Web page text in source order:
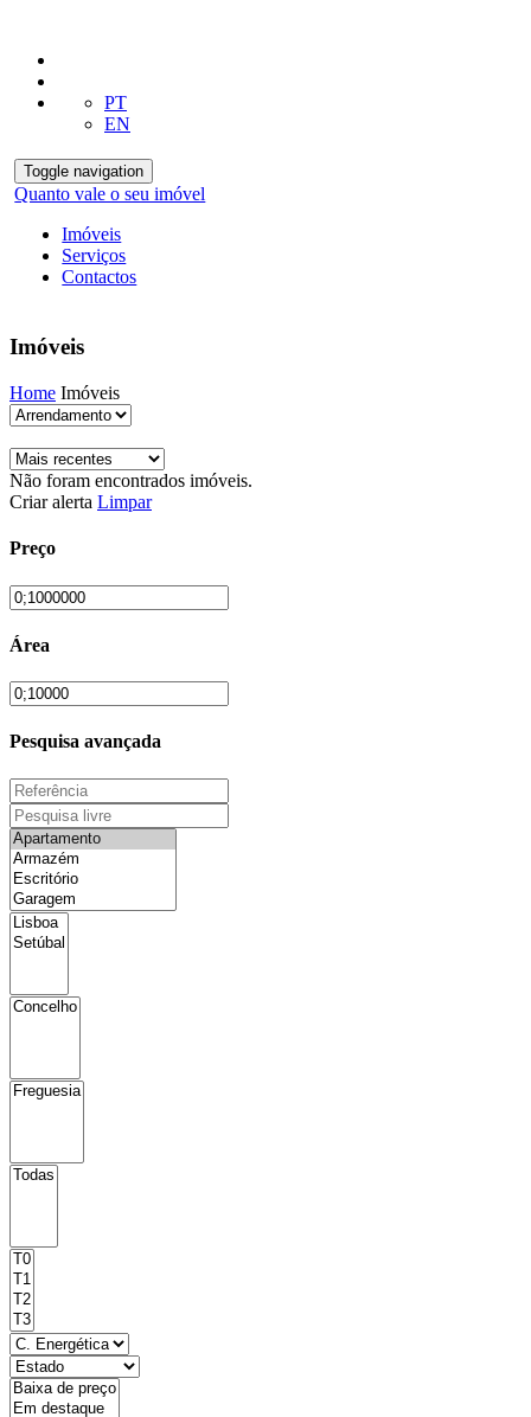
PT
EN
Toggle navigation
Quanto vale o seu imóvel
Imóveis
Serviços
Contactos
Imóveis
Home Imóveis
Não foram encontrados imóveis.
Criar alerta Limpar
Preço
Área
Pesquisa avançada